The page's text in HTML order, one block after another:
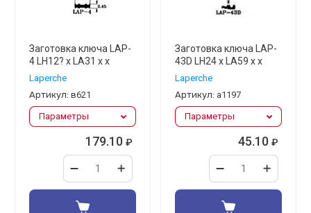
Заготовка ключа LAP-
4 LH12? x LA31 x x
Laperche
Артикул: в621
Параметры
179.10 ₽
Заготовка ключа LAP-
43D LH24 x LA59 x x
Laperche
Артикул: а1197
Параметры
45.10 ₽